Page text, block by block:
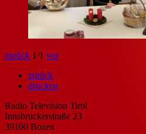
zurück 1/1 vor
zurück
drucken
Radio Television Tirol
Innsbruckerstraße 23
39100 Bozen